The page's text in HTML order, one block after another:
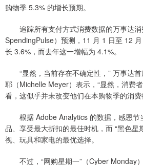
购物季 5.3% 的增长预期。
追踪所有支付方式消费数据的万事达消
SpendingPulse）预测，11 月 1 日至 12
长 3.6%，而去年这一增幅为 4.1%。
“显然，当前存在不确定性，” 万事达首
耶（Michelle Meyer）表示，“显然，消费
看，这似乎并未改变他们在本购物季的消费
根据 Adobe Analytics 的数据，感恩节
品、享受最大折扣的最佳时机，而 “黑色星
视、玩具和家电的最优选择。
不过，“网购星期一”（Cyber Monday